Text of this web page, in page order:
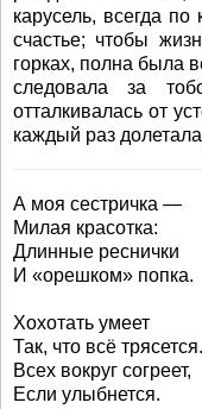
карусель, всегда по
счастье; чтобы
горках, полна была
следовала за
отталкивалась от
каждый раз
А моя сестричка —
Милая красотка:
Длинные реснички
И «орешком» попка.
Хохотать умеет
Так, что всё трясется.
Всех вокруг согреет,
Если улыбнется.